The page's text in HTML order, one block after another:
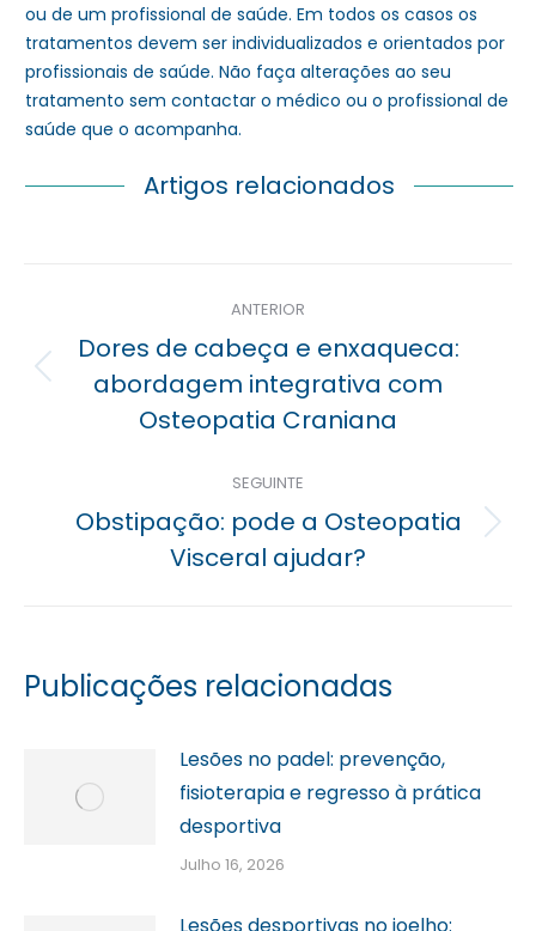
ou de um profissional de saúde. Em todos os casos os
tratamentos devem ser individualizados e orientados por
profissionais de saúde. Não faça alterações ao seu
tratamento sem contactar o médico ou o profissional de
saúde que o acompanha.
Artigos relacionados
Navegação
posterior
ANTERIOR
Previous
post:
Dores de cabeça e enxaqueca:
abordagem integrativa com
Osteopatia Craniana
SEGUINTE
Próximo
post:
Obstipação: pode a Osteopatia
Visceral ajudar?
Publicações relacionadas
Lesões no padel: prevenção,
fisioterapia e regresso à prática
desportiva
Julho 16, 2026
Lesões desportivas no joelho: